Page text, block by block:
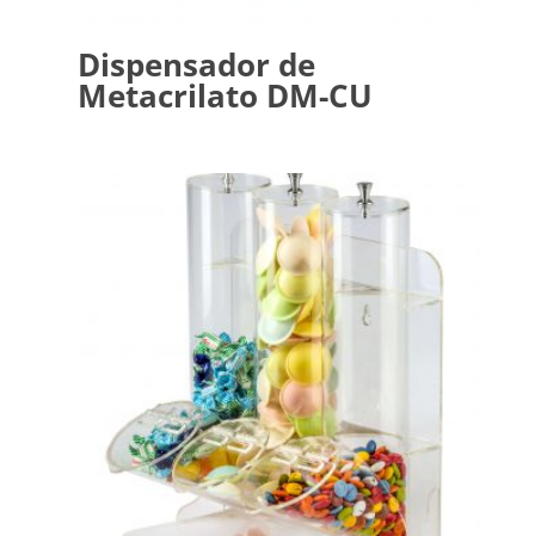
Dispensador de
Metacrilato DM-CU